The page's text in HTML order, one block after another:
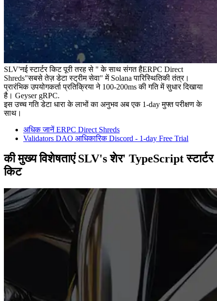
SLV'नई स्टार्टर किट पूरी तरह से " के साथ संगत हैERPC Direct
Shreds"सबसे तेज़ डेटा स्ट्रीम सेवा" में Solana पारिस्थितिकी तंत्र।
प्रारंभिक उपयोगकर्ता प्रतिक्रिया ने 100-200ms की गति में सुधार दिखाया
है। Geyser gRPC.
इस उच्च गति डेटा धारा के लाभों का अनुभव अब एक 1-day मुफ्त परीक्षण के
साथ।
अधिक जानें ERPC Direct Shreds
Validators DAO आधिकारिक Discord - 1-day Free Trial
की मुख्य विशेषताएं SLV's शेर' TypeScript स्टार्टर
किट